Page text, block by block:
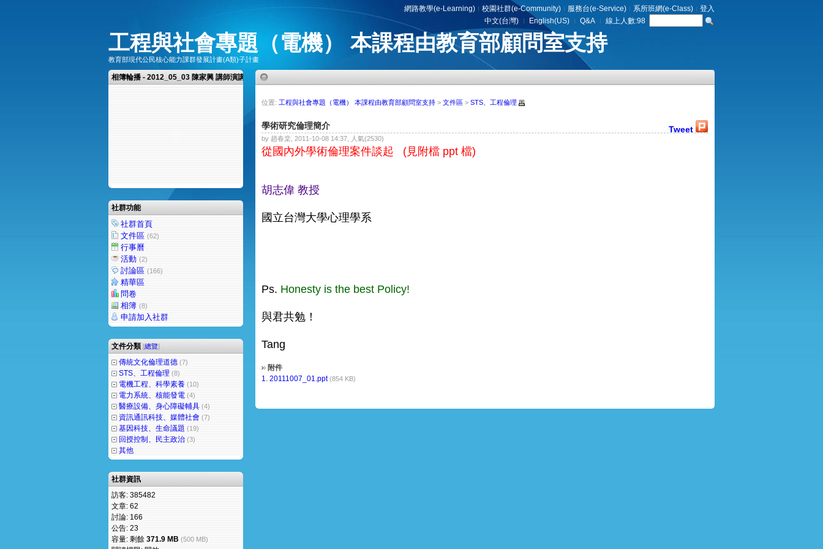
網路教學(e-Learning) 校園社群(e-Community) 服務台(e-Service) 系所班網(e-Class)
登入
中文(台灣)
English(US) Q&A 線上人數:98
工程與社會專題（電機） 本課程由教育部顧問室支持
教育部現代公民核心能力課群發展計畫(A類)子計畫
相簿輪播 - 2012_05_03 陳家興 講師演講（巨匠電腦認證專任講師）
社群功能
社群首頁
文件區 (62)
行事曆
活動 (2)
討論區 (166)
精華區
問卷
相簿 (8)
申請加入社群
文件分類 [總覽]
傳統文化倫理道德 (7)
STS、工程倫理 (8)
電機工程、科學素養 (10)
電力系統、核能發電 (4)
醫療設備、身心障礙輔具 (4)
資訊通訊科技、媒體社會 (7)
基因科技、生命議題 (19)
回授控制、民主政治 (3)
其他
社群資訊
訪客: 385482
文章: 62
討論: 166
公告: 23
容量: 剩餘 371.9 MB (500 MB)
位置: 工程與社會專題（電機） 本課程由教育部顧問室支持 > 文件區 > STS、工程倫理
學術研究倫理簡介 Tweet
by 趙春棠, 2011-10-08 14:37, 人氣(2530)
從國內外學術倫理案件談起 (見附檔 ppt 檔)
胡志偉 教授
國立台灣大學心理學系
Ps. Honesty is the best Policy!
與君共勉！
Tang
附件
1. 20111007_01.ppt (854 KB)